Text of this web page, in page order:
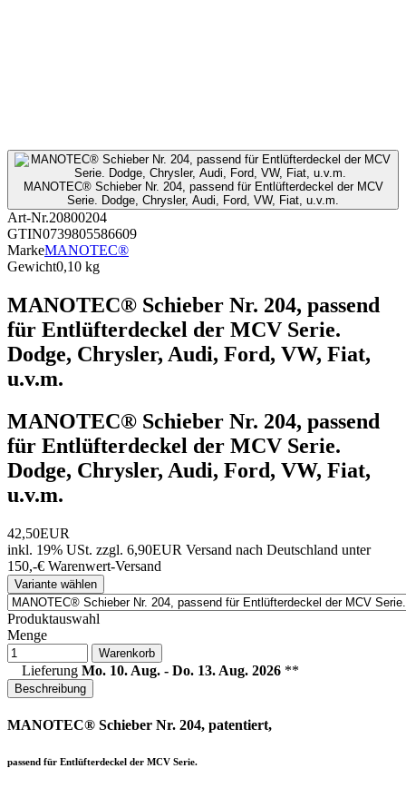
MANOTEC® Schieber Nr. 204, passend für Entlüfterdeckel der MCV
Serie. Dodge, Chrysler, Audi, Ford, VW, Fiat, u.v.m.
Art-Nr.20800204
GTIN0739805586609
MarkeMANOTEC®
Gewicht0,10 kg
MANOTEC® Schieber Nr. 204, passend
für Entlüfterdeckel der MCV Serie.
Dodge, Chrysler, Audi, Ford, VW, Fiat,
u.v.m.
MANOTEC® Schieber Nr. 204, passend
für Entlüfterdeckel der MCV Serie.
Dodge, Chrysler, Audi, Ford, VW, Fiat,
u.v.m.
42,50EUR
inkl. 19% USt. zzgl. 6,90EUR Versand nach Deutschland unter
150,-€ Warenwert-Versand
Variante wählen
Produktauswahl
Menge
Warenkorb
Lieferung Mo. 10. Aug. - Do. 13. Aug. 2026 **
Beschreibung
MANOTEC® Schieber Nr. 204, patentiert,
passend für Entlüfterdeckel der MCV Serie.